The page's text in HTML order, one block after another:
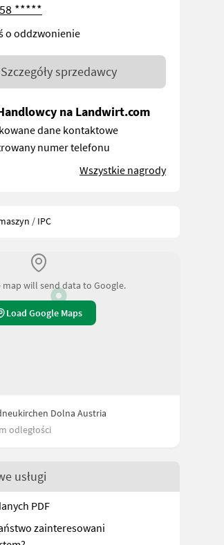
mit Stecksystem + 20 m HD-Schlauch mit
*****
o oddzwonienie
Szczegóły sprzedawcy
na Landwirt.com
dane kontaktowe
numer telefonu
Wszystkie nagrody
/ IPC
map will send data to Google.
Load Google Maps
Dolna Austria
odległości
usługi
PDF
zainteresowani